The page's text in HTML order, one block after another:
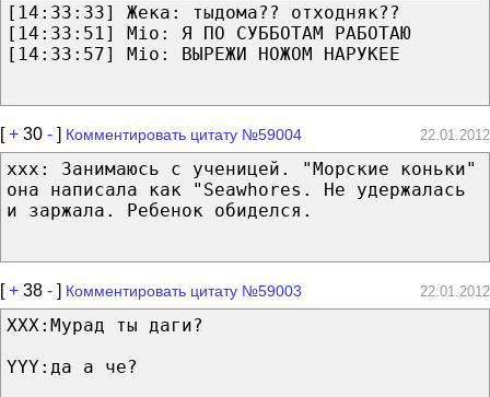
[14:33:33] Жека: тыдома?? отходняк??
[14:33:51] Mio: Я ПО СУББОТАМ РАБОТАЮ
[14:33:57] Mio: ВЫРЕЖИ НОЖОМ НАРУКЕЕ
[+ 30 - ] Комментировать цитату №59004 22.01.2012
xxx: Занимаюсь с ученицей. "Морские коньки"
она написала как "Seawhores. Не удержалась
и заржала. Ребенок обиделся.
[+ 38 - ] Комментировать цитату №59003 22.01.2012
XXX:Мурад ты даги?
YYY:да а че?